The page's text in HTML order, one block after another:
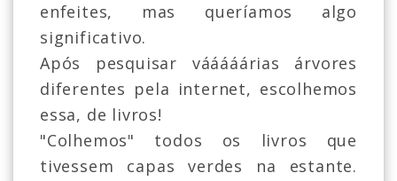
enfeites, mas queríamos algo
significativo.
Após pesquisar vááááárias árvores
diferentes pela internet, escolhemos
essa, de livros!
"Colhemos" todos os livros que
tivessem capas verdes na estante.